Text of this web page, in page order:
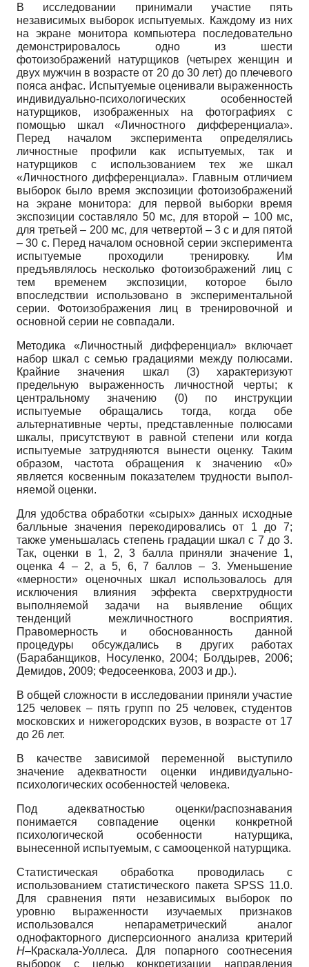
В исследовании принимали участие пять
независимых выборок испытуемых. Каждому из них
на экране монитора компьютера последовательно
демонстрировалось одно из шести
фотоизображений натурщиков (четырех женщин и
двух мужчин в воз­расте от 20 до 30 лет) до плечевого
пояса анфас. Испытуемые оценивали выраженность
индивидуально-психологических особенностей
натурщиков, изображенных на фотографи­ях с
помощью шкал «Личностного дифференциала».
Перед началом эксперимента опреде­лялись
личностные профили как испытуемых, так и
натурщиков с использованием тех же шкал
«Личностного дифференциала». Главным отличием
выборок было время экспозиции фотоизображений
на экране монитора: для первой выборки время
экспозиции составляло 50 мс, для второй – 100 мс,
для третьей – 200 мс, для четвертой – 3 с и для пятой
– 30 с. Перед началом основной серии эксперимента
испытуемые проходили тренировку. Им
предъявлялось несколько фотоизображений лиц с
тем временем экспозиции, которое было
впоследствии использовано в экспериментальной
серии. Фотоизображения лиц в трениро­вочной и
основной серии не совпадали.
Методика «Личностный дифференциал» включает
набор шкал с семью градациями между полюсами.
Крайние значения шкал (3) характеризуют
предельную выраженность личностной черты; к
центральному значению (0) по инструкции
испытуемые обращались тогда, когда обе
альтернативные черты, представленные полюсами
шкалы, присутствуют в равной степени или когда
испытуемые затрудняются вынести оценку. Таким
образом, частота обращения к значению «0»
является косвенным показателем трудности выпол­
няемой оценки.
Для удобства обработки «сырых» данных исходные
балльные значения перекодиро­вались от 1 до 7;
также уменьшалась степень градации шкал с 7 до 3.
Так, оценки в 1, 2, 3 бал­ла приняли значение 1,
оценка 4 – 2, а 5, 6, 7 баллов – 3. Уменьшение
«мерности» оценочных шкал использовалось для
исключения влияния эффекта сверхтрудности
выполняемой за­дачи на выявление общих
тенденций межличностного восприятия.
Правомерность и обо­снованность данной
процедуры обсуждались в других работах
(Барабанщиков, Носуленко, 2004; Болдырев, 2006;
Демидов, 2009; Федосеенкова, 2003 и др.).
В общей сложности в исследовании приняли участие
125 человек – пять групп по 25 человек, студентов
московских и нижегородских вузов, в возрасте от 17
до 26 лет.
В качестве зависимой переменной выступило
значение адекватности оценки индивидуально-
психологических особенностей человека.
Под адекватностью оценки/распознавания
понимается совпадение оценки конкрет­ной
психологической особенности натурщика,
вынесенной испытуемым, с самооценкой натурщика.
Статистическая обработка проводилась с
использованием статистического пакета SPSS 11.0.
Для сравнения пяти независимых выборок по
уровню выраженности изучае­мых признаков
использовался непараметрический аналог
однофакторного дисперсионно­го анализа критерий
H–Краскала-Уоллеса. Для попарного соотнесения
выборок с целью конкретизации направления